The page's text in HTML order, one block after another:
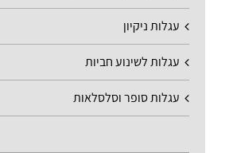
עגלות ניקיון
עגלות לשינוע חביות
עגלות סופר וסלסלאות